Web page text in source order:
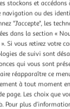
pièces
stockons et accédons
navigation ou des
"J'accepte", les
dans la section «
Si vous retirez votre
de suivi sont
qui vous sont
réapparaître ce
à tout moment
page. Les choix que
Pour plus